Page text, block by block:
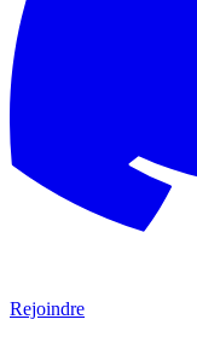
Rejoindre